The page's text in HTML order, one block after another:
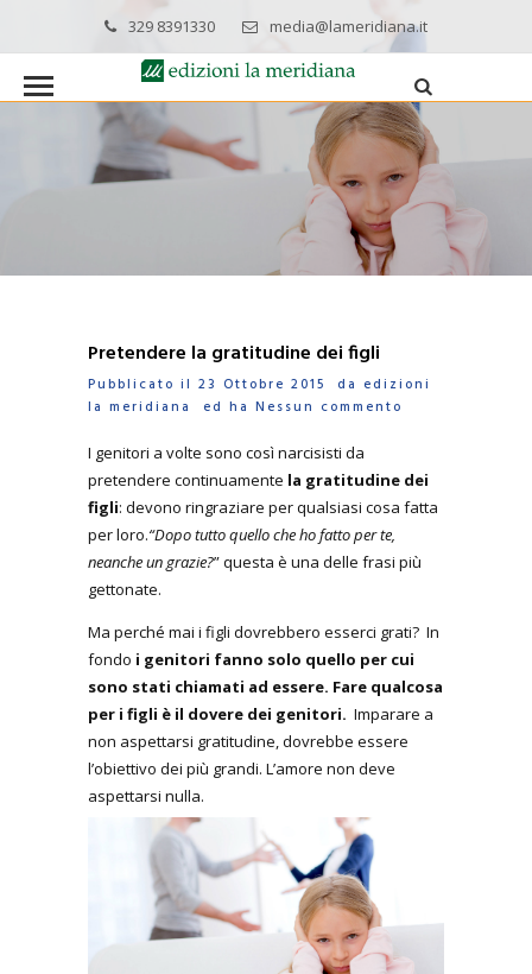
329 8391330 media@lameridiana.it
Pretendere la gratitudine dei figli
Pubblicato il 23 Ottobre 2015 da edizioni
la meridiana
ed ha Nessun commento
I genitori a volte sono così narcisisti da
pretendere continuamente la gratitudine dei
figli: devono ringraziare per qualsiasi cosa fatta
per loro.“Dopo tutto quello che ho fatto per te,
neanche un grazie?” questa è una delle frasi più
gettonate.
Ma perché mai i figli dovrebbero esserci grati? In
fondo i genitori fanno solo quello per cui
sono stati chiamati ad essere. Fare qualcosa
per i figli è il dovere dei genitori. Imparare a
non aspettarsi gratitudine, dovrebbe essere
l’obiettivo dei più grandi. L’amore non deve
aspettarsi nulla.